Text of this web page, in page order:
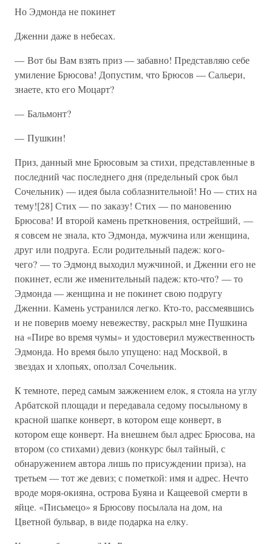
Но Эдмонда не покинет
Дженни даже в небесах.
— Вот бы Вам взять приз — забавно! Представляю себе
умиление Брюсова! Допустим, что Брюсов — Сальери,
знаете, кто его Моцарт?
— Бальмонт?
— Пушкин!
Приз, данный мне Брюсовым за стихи, представленные в
последний час последнего дня (предельный срок был
Сочельник) — идея была соблазнительной! Но — стих на
тему![28] Стих — по заказу! Стих — по мановению
Брюсова! И второй камень преткновения, острейший, —
я совсем не знала, кто Эдмонда, мужчина или женщина,
друг или подруга. Если родительный падеж: кого-
чего? — то Эдмонд выходил мужчиной, и Дженни его не
покинет, если же именительный падеж: кто-что? — то
Эдмонда — женщина и не покинет свою подругу
Дженни. Камень устранился легко. Кто-то, рассмеявшись
и не поверив моему невежеству, раскрыл мне Пушкина
на «Пире во время чумы» и удостоверил мужественность
Эдмонда. Но время было упущено: над Москвой, в
звездах и хлопьях, оползал Сочельник.
К темноте, перед самым зажжением елок, я стояла на углу
Арбатской площади и передавала седому посыльному в
красной шапке конверт, в котором еще конверт, в
котором еще конверт. На внешнем был адрес Брюсова, на
втором (со стихами) девиз (конкурс был тайный, с
обнаружением автора лишь по присуждении приза), на
третьем — тот же девиз; с пометкой: имя и адрес. Нечто
вроде моря-окияна, острова Буяна и Кащеевой смерти в
яйце. «Письмецо» я Брюсову посылала на дом, на
Цветной бульвар, в виде подарка на елку.